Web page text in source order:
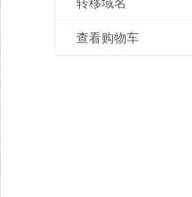
查看购物车